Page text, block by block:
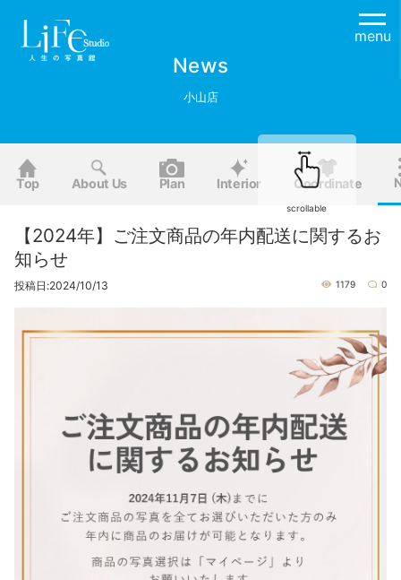
menu
News
小山店
Top About Us Plan Interior Coordinate
scrollable
【2024年】ご注文商品の年内配送に関するお
知らせ
投稿日:2024/10/13 1179 0